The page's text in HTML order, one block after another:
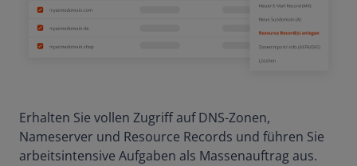
Erhalten Sie vollen Zugriff auf DNS-Zonen,
Nameserver und Resource Records und führen Sie
arbeitsintensive Aufgaben als Massenauftrag aus.